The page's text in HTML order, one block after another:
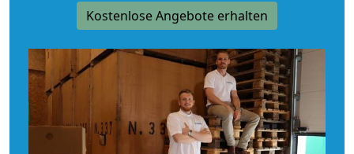
Kostenlose Angebote erhalten